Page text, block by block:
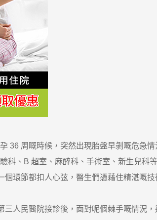
周嘅時候，突然出現胎盤早剝嘅危急情
科、B 超室、麻醉科、手術室、新生兒科
環節都扣人心弦，醫生們憑藉住精湛嘅
人民醫院接診後，面對呢個棘手嘅情況，